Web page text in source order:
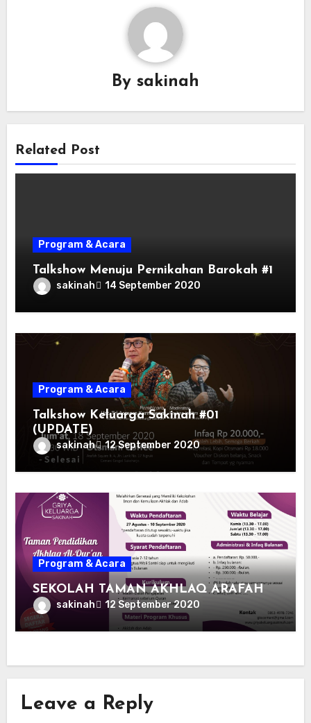
By sakinah
Related Post
Program & Acara
Talkshow Menuju Pernikahan Barokah #1
sakinah 14 September 2020
Program & Acara
Talkshow Keluarga Sakinah #01
(UPDATE)
sakinah 12 September 2020
Program & Acara
SEKOLAH TAMAN AKHLAQ ARAFAH
sakinah 12 September 2020
Leave a Reply